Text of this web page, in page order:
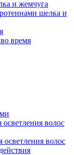
и жемчуга
шелка и
время
волос
волос